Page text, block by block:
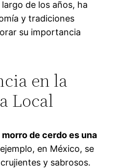
de los años, ha
y tradiciones
su importancia
en la
Local
de cerdo es una
en México, se
y sabrosos.